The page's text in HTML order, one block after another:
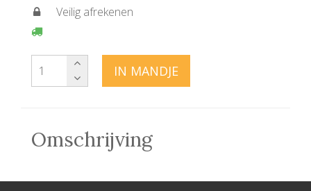
Veilig afrekenen
IN MANDJE
Omschrijving